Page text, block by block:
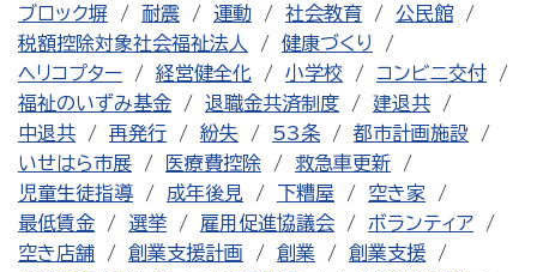
ブロック塀
耐震 運動 社会教育
公民館
税額控除対象社会福祉法人
健康づくり
ヘリコプター
経営健全化 小学校
コンビニ交付
福祉のいずみ基金
退職金共済制度
建退共
中退共
再発行 紛失 53条
都市計画施設
いせはら市展
医療費控除
救急車更新
児童生徒指導
成年後見 下糟屋
空き家
最低賃金
選挙 雇用促進協議会
ボランティア
空き店舗
創業支援計画 創業
創業支援